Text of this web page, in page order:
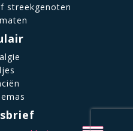
streekgenoten